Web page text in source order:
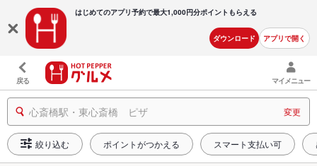
はじめてのアプリ予約で最大1,000円分ポイントもらえる
ダウンロード アプリで開く
戻る マイメニュー
心斎橋駅・東心斎橋 ピザ 変更
絞り込む ポイントがつかえる スマート支払い可